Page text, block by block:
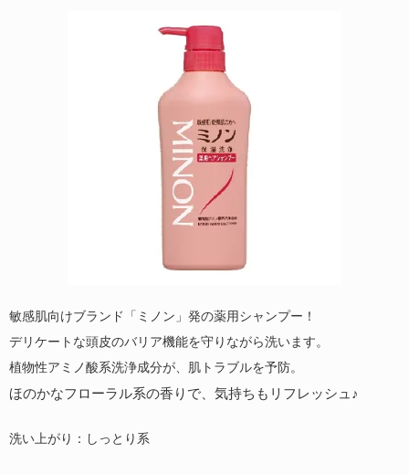
敏感肌向けブランド「ミノン」発の薬用シャンプー！
デリケートな頭皮のバリア機能を守りながら洗います。
植物性アミノ酸系洗浄成分が、肌トラブルを予防。
ほのかなフローラル系の香りで、気持ちもリフレッシュ♪
洗い上がり：しっとり系